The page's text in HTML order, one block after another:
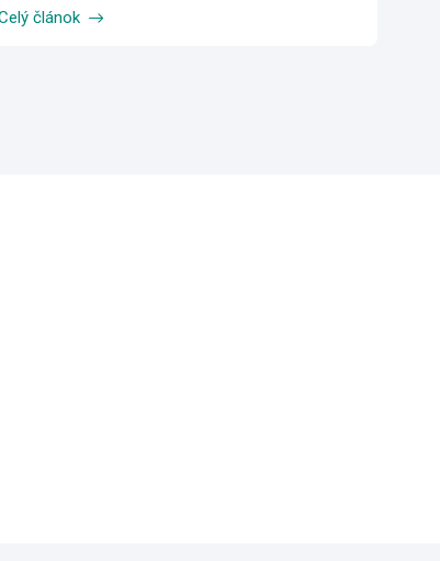
článok